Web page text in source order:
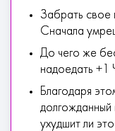
Забрать свое
Сначала
До чего же
надоедать +1
Благодаря
ухудшит ли